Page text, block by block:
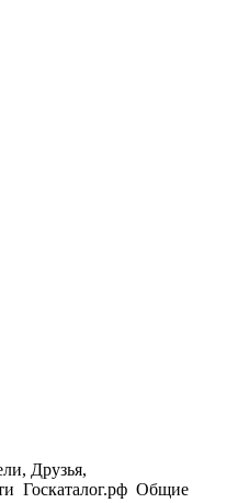
Друзья,
Госкаталог.рф Общие